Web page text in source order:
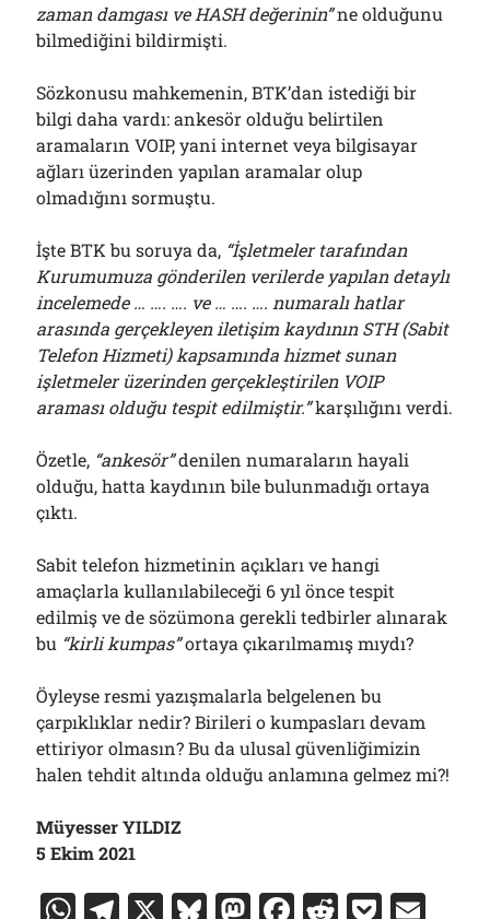
zaman damgası ve HASH değerinin”ne olduğunu
bilmediğini bildirmişti.
Sözkonusu mahkemenin, BTK’dan istediği bir
bilgi daha vardı: ankesör olduğu belirtilen
aramaların VOIP, yani internet veya bilgisayar
ağları üzerinden yapılan aramalar olup
olmadığını sormuştu.
İşte BTK bu soruya da, “İşletmeler tarafından
Kurumumuza gönderilen verilerde yapılan detaylı
incelemede … …. …. ve … …. …. numaralı hatlar
arasında gerçekleyen iletişim kaydının STH (Sabit
Telefon Hizmeti) kapsamında hizmet sunan
işletmeler üzerinden gerçekleştirilen VOIP
araması olduğu tespit edilmiştir.”karşılığını verdi.
Özetle, “ankesör”denilen numaraların hayali
olduğu, hatta kaydının bile bulunmadığı ortaya
çıktı.
Sabit telefon hizmetinin açıkları ve hangi
amaçlarla kullanılabileceği 6 yıl önce tespit
edilmiş ve de sözümona gerekli tedbirler alınarak
bu “kirli kumpas”ortaya çıkarılmamış mıydı?
Öyleyse resmi yazışmalarla belgelenen bu
çarpıklıklar nedir? Birileri o kumpasları devam
ettiriyor olmasın? Bu da ulusal güvenliğimizin
halen tehdit altında olduğu anlamına gelmez mi?!
Müyesser YILDIZ
5 Ekim 2021